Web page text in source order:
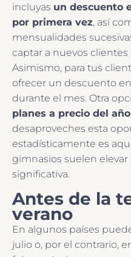
incluyas un descuento
por primera vez, así
mensualidades
captar a nuevos clientes
Asimismo, para tus
ofrecer un descuento
durante el mes. Otra
planes a precio del
desaproveches esta
estadísticamente es
gimnasios suelen
significativa.
Antes de la
verano
En algunos países
julio o, por el contrario,